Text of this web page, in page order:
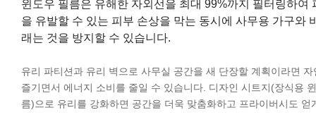
윈도우 필름은 유해한 자외선을 최대 99%까지 필터링하여
을 유발할 수 있는 피부 손상을 막는 동시에 사무용 가구와
래는 것을 방지할 수 있습니다.
유리 파티션과 유리 벽으로 사무실 공간을 새 단장할 계획이라면 자
즐기면서 에너지 소비를 줄일 수 있습니다. 디자인 시트지(장식용
름)으로 유리를 강화하면 공간을 더욱 맞춤화하고 프라이버시도 얻